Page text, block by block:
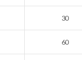
30
60